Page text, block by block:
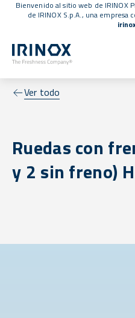
Bienvenido al sitio web de IRINOX
de IRINOX S.p.A., una empresa
Ver todo
Ruedas con
y 2 sin freno)